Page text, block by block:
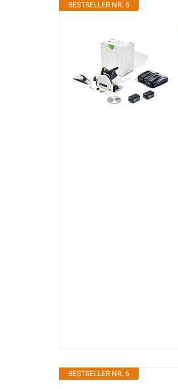
BESTSELLER NR. 5
BESTSELLER NR. 6